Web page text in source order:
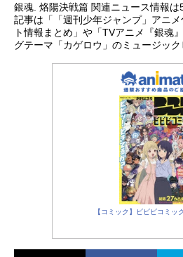
銀魂. 烙陽決戦篇 関連ニュース情報
記事は「「週刊少年ジャンプ」アニ
ト情報まとめ」や「TVアニメ『銀魂
グテーマ「カゲロウ」のミュージック
【コミック】ビビビコミッ